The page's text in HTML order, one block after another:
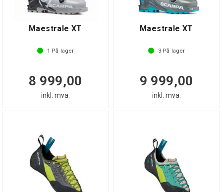
Maestrale XT
1 På lager
8 999,00
inkl. mva.
Maestrale XT
3 På lager
9 999,00
inkl. mva.